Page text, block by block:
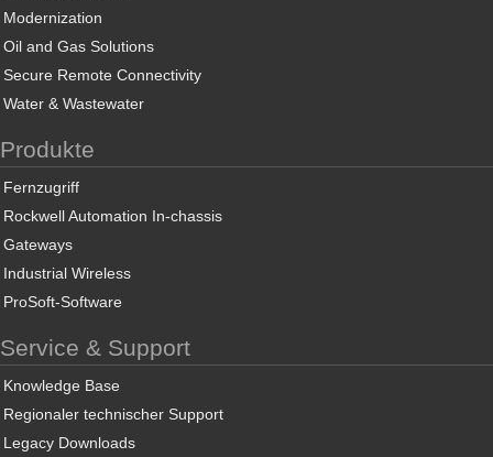
Modernization
Oil and Gas Solutions
Secure Remote Connectivity
Water & Wastewater
Produkte
Fernzugriff
Rockwell Automation In-chassis
Gateways
Industrial Wireless
ProSoft-Software
Service & Support
Knowledge Base
Regionaler technischer Support
Legacy Downloads